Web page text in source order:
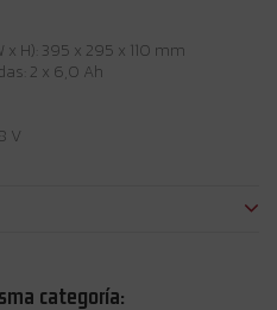
H): 395 x 295 x 110 mm
2 x 6,0 Ah
V
categoría: